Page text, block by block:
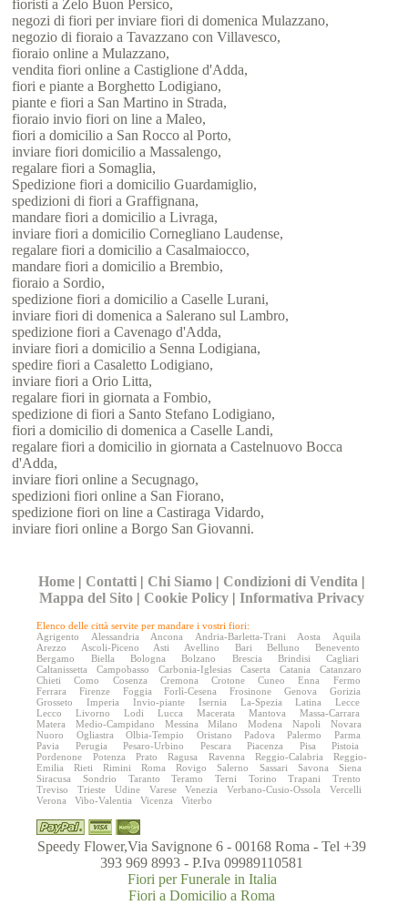
fioristi a Zelo Buon Persico,
negozi di fiori per inviare fiori di domenica Mulazzano,
negozio di fioraio a Tavazzano con Villavesco,
fioraio online a Mulazzano,
vendita fiori online a Castiglione d'Adda,
fiori e piante a Borghetto Lodigiano,
piante e fiori a San Martino in Strada,
fioraio invio fiori on line a Maleo,
fiori a domicilio a San Rocco al Porto,
inviare fiori domicilio a Massalengo,
regalare fiori a Somaglia,
Spedizione fiori a domicilio Guardamiglio,
spedizioni di fiori a Graffignana,
mandare fiori a domicilio a Livraga,
inviare fiori a domicilio Cornegliano Laudense,
regalare fiori a domicilio a Casalmaiocco,
mandare fiori a domicilio a Brembio,
fioraio a Sordio,
spedizione fiori a domicilio a Caselle Lurani,
inviare fiori di domenica a Salerano sul Lambro,
spedizione fiori a Cavenago d'Adda,
inviare fiori a domicilio a Senna Lodigiana,
spedire fiori a Casaletto Lodigiano,
inviare fiori a Orio Litta,
regalare fiori in giornata a Fombio,
spedizione di fiori a Santo Stefano Lodigiano,
fiori a domicilio di domenica a Caselle Landi,
regalare fiori a domicilio in giornata a Castelnuovo Bocca
d'Adda,
inviare fiori online a Secugnago,
spedizioni fiori online a San Fiorano,
spedizione fiori on line a Castiraga Vidardo,
inviare fiori online a Borgo San Giovanni.
Home | Contatti | Chi Siamo | Condizioni di Vendita |
Mappa del Sito | Cookie Policy |Informativa Privacy
Elenco delle città servite per mandare i vostri fiori:
Agrigento
Alessandria Ancona Andria-Barletta-Trani Aosta
Aquila
Arezzo
Ascoli-Piceno Asti Avellino Bari Belluno
Benevento
Bergamo
Biella Bologna Bolzano Brescia Brindisi
Cagliari
Caltanissetta
Campobasso Carbonia-Iglesias Caserta Catania
Catanzaro
Chieti
Como Cosenza Cremona Crotone Cuneo Enna
Fermo
Ferrara
Firenze Foggia Forlì-Cesena Frosinone Genova
Gorizia
Grosseto
Imperia Invio-piante Isernia La-Spezia Latina
Lecce
Lecco
Livorno Lodi Lucca Macerata Mantova
Massa-Carrara
Matera
Medio-Campidano Messina Milano Modena Napoli
Novara
Nuoro
Ogliastra Olbia-Tempio Oristano Padova Palermo
Parma
Pavia
Perugia Pesaro-Urbino Pescara Piacenza Pisa
Pistoia
Pordenone
Potenza Prato Ragusa Ravenna Reggio-Calabria
Reggio-
Emilia
Rieti Rimini Roma Rovigo Salerno Sassari Savona
Siena
Siracusa
Sondrio Taranto Teramo Terni Torino Trapani
Trento
Treviso
Trieste Udine Varese Venezia Verbano-Cusio-Ossola
Vercelli
Verona
Vibo-Valentia Vicenza Viterbo
Speedy Flower,Via Savignone 6 - 00168 Roma - Tel +39
393 969 8993 - P.Iva 09989110581
Fiori per Funerale in Italia
Fiori a Domicilio a Roma